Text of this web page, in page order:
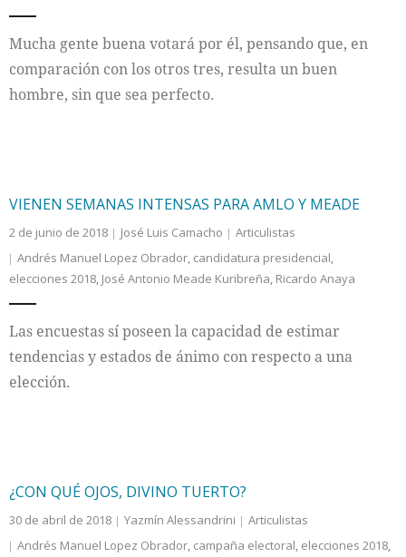
Mucha gente buena votará por él, pensando que, en
comparación con los otros tres, resulta un buen
hombre, sin que sea perfecto.
VIENEN SEMANAS INTENSAS PARA AMLO Y MEADE
2 de junio de 2018 José Luis Camacho
Articulistas
Andrés Manuel Lopez Obrador, candidatura presidencial,
elecciones 2018, José Antonio Meade Kuribreña, Ricardo Anaya
Las encuestas sí poseen la capacidad de estimar
tendencias y estados de ánimo con respecto a una
elección.
¿CON QUÉ OJOS, DIVINO TUERTO?
30 de abril de 2018 Yazmín Alessandrini
Articulistas
Andrés Manuel Lopez Obrador, campaña electoral, elecciones 2018,